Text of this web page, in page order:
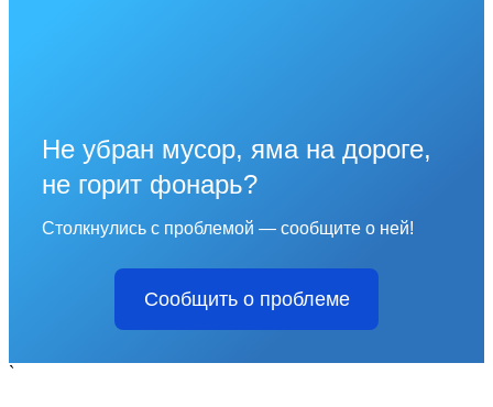
Не убран мусор, яма на дороге,
не горит фонарь?
Столкнулись с проблемой — сообщите о ней!
Сообщить о проблеме
`